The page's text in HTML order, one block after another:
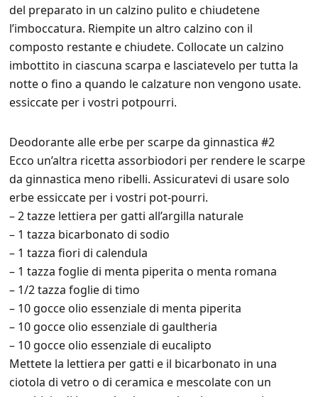
del preparato in un calzino pulito e chiudetene
l’imboccatura. Riempite un altro calzino con il
composto restante e chiudete. Collocate un calzino
imbottito in ciascuna scarpa e lasciatevelo per tutta la
notte o fino a quando le calzature non vengono usate.
essiccate per i vostri potpourri.
Deodorante alle erbe per scarpe da ginnastica #2
Ecco un’altra ricetta assorbiodori per rendere le scarpe
da ginnastica meno ribelli. Assicuratevi di usare solo
erbe essiccate per i vostri pot-pourri.
– 2 tazze lettiera per gatti all’argilla naturale
– 1 tazza bicarbonato di sodio
– 1 tazza fiori di calendula
– 1 tazza foglie di menta piperita o menta romana
– 1/2 tazza foglie di timo
– 10 gocce olio essenziale di menta piperita
– 10 gocce olio essenziale di gaultheria
– 10 gocce olio essenziale di eucalipto
Mettete la lettiera per gatti e il bicarbonato in una
ciotola di vetro o di ceramica e mescolate con un